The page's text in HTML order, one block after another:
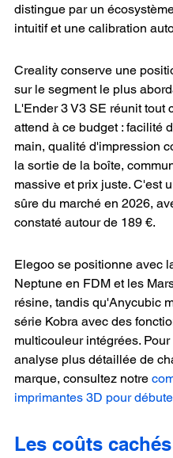
distingue par un
intuitif et une calibration
Creality conserve une
sur le segment le plus
L'Ender 3 V3 SE réunit tout
attend à ce budget : facilité
main, qualité d'impression
la sortie de la boîte,
massive et prix juste. C'est
sûre du marché en 2026,
constaté autour de 189 €.
Elegoo se positionne avec
Neptune en FDM et les
résine, tandis qu'Anycubic
série Kobra avec des
multicouleur intégrées. Pour
analyse plus détaillée de
marque, consultez notre
imprimantes 3D pour
Les coûts